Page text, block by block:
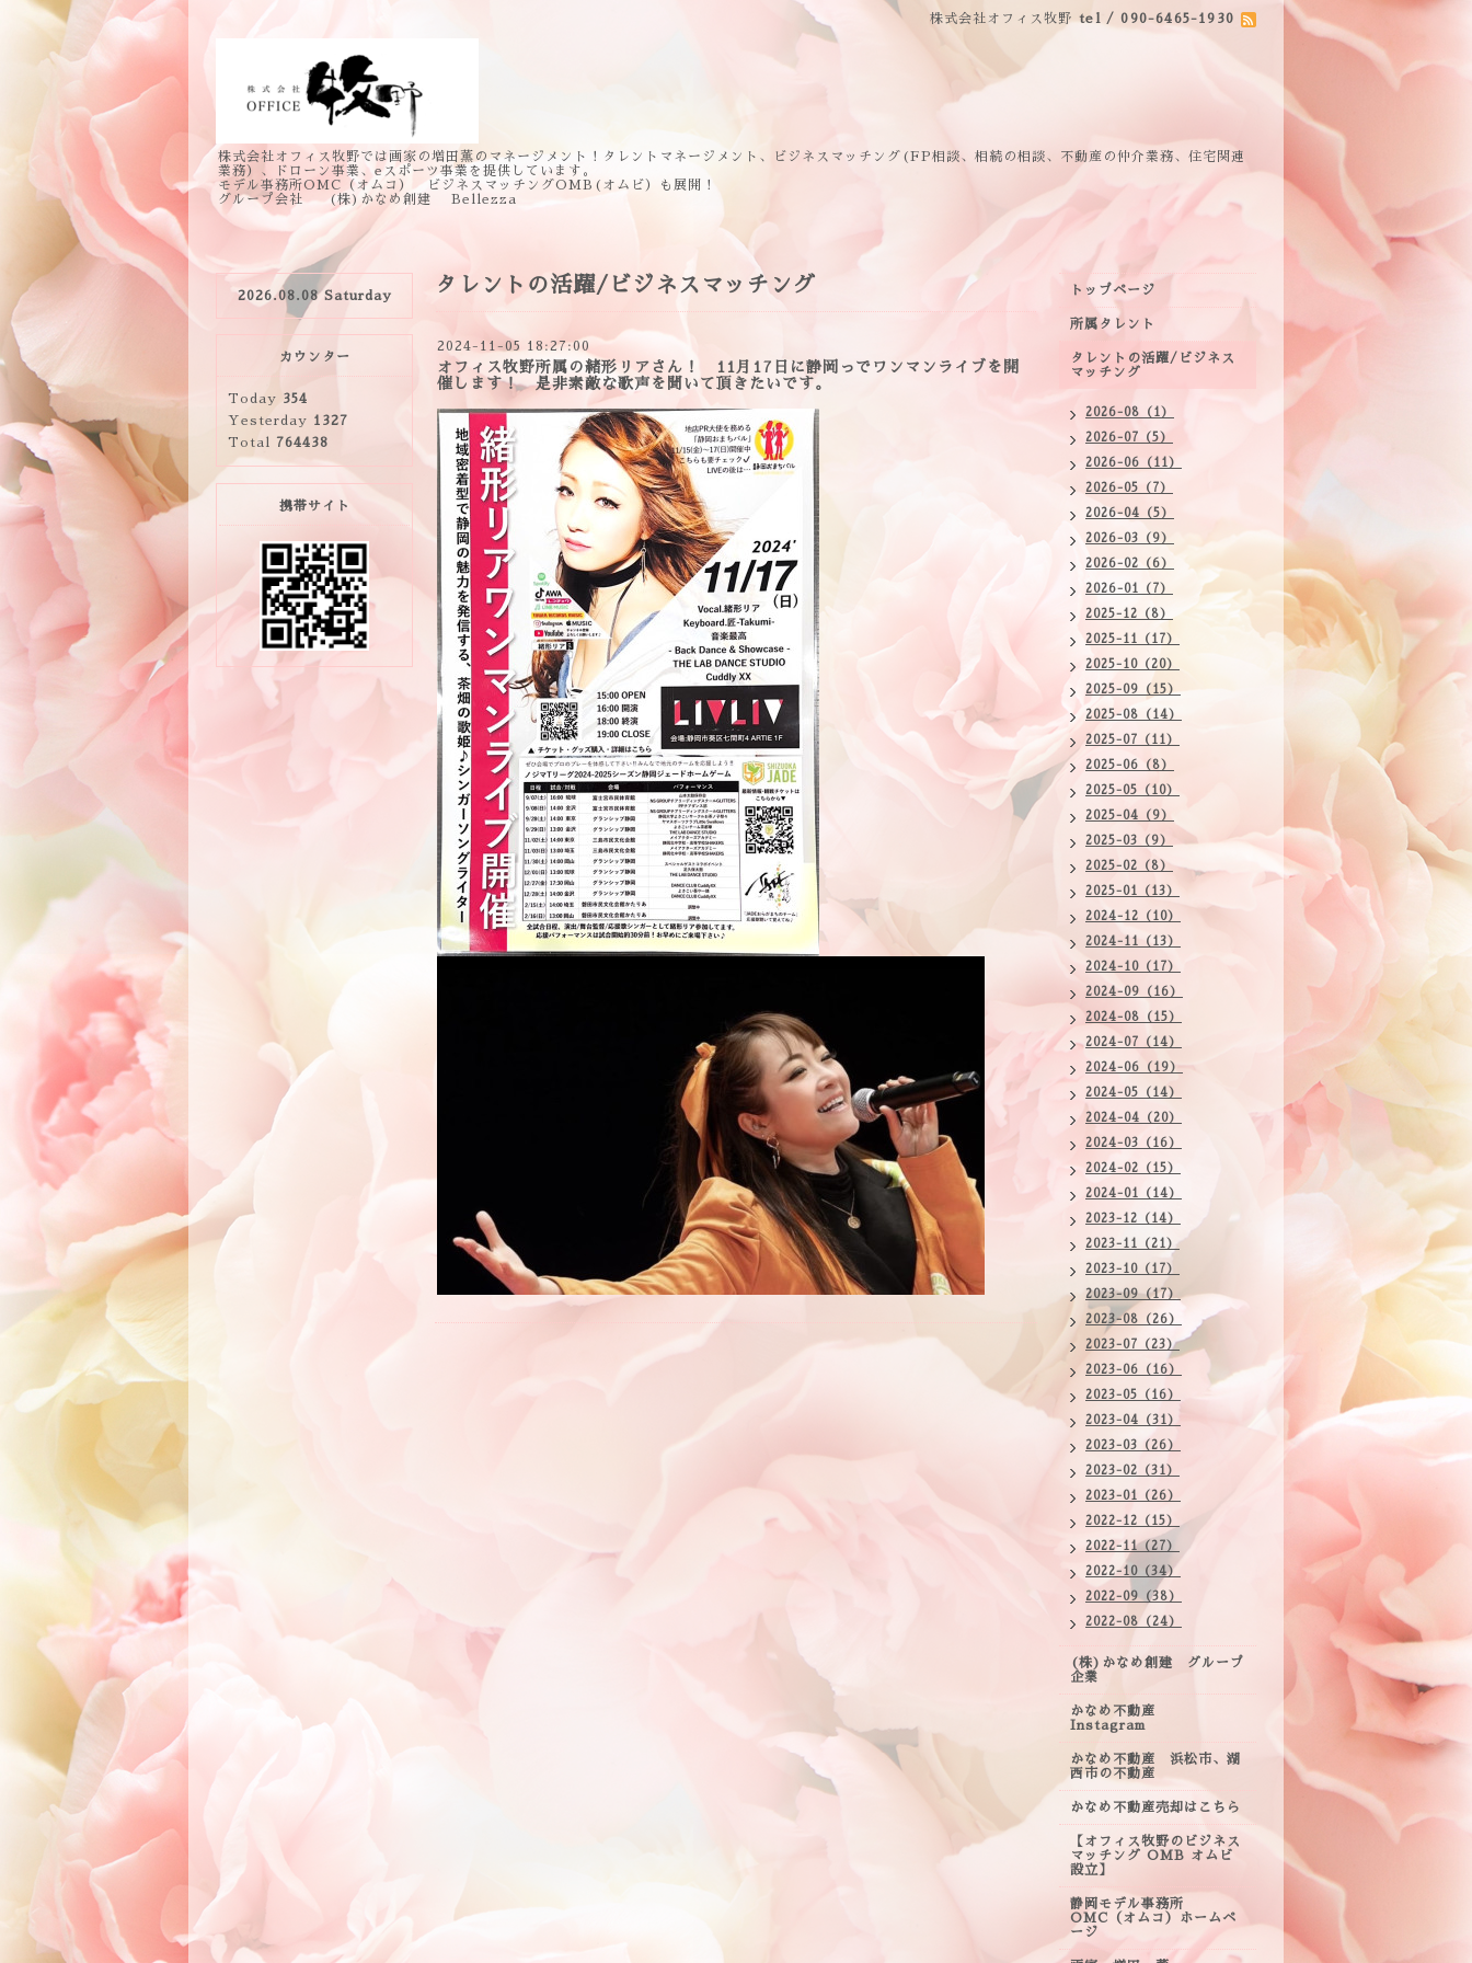
株式会社オフィス牧野 tel / 090-6465-1930
株式会社オフィス牧野では画家の増田薫のマネージメント！タレントマネージメント、ビジネスマッチング(FP相談、相続の相談、不動産の仲介業務、住宅関連
業務）、ドローン事業、eスポーツ事業を提供しています。
モデル事務所OMC（オムコ） ビジネスマッチングOMB(オムビ）も展開！
グループ会社 (株)かなめ創建 Bellezza
タレントの活躍/ビジネスマッチング
2024-11-05 18:27:00
オフィス牧野所属の緒形リアさん！ 11月17日に静岡っでワンマンライブを開
催します！ 是非素敵な歌声を聞いて頂きたいです。
トップページ
所属タレント
タレントの活躍/ビジネス
マッチング
2026-08（1）
2026-07（5）
2026-06（11）
2026-05（7）
2026-04（5）
2026-03（9）
2026-02（6）
2026-01（7）
2025-12（8）
2025-11（17）
2025-10（20）
2025-09（15）
2025-08（14）
2025-07（11）
2025-06（8）
2025-05（10）
2025-04（9）
2025-03（9）
2025-02（8）
2025-01（13）
2024-12（10）
2024-11（13）
2024-10（17）
2024-09（16）
2024-08（15）
2024-07（14）
2024-06（19）
2024-05（14）
2024-04（20）
2024-03（16）
2024-02（15）
2024-01（14）
2023-12（14）
2023-11（21）
2023-10（17）
2023-09（17）
2023-08（26）
2023-07（23）
2023-06（16）
2023-05（16）
2023-04（31）
2023-03（26）
2023-02（31）
2023-01（26）
2022-12（15）
2022-11（27）
2022-10（34）
2022-09（38）
2022-08（24）
(株)かなめ創建 グループ
企業
かなめ不動産
Instagram
かなめ不動産 浜松市、湖
西市の不動産
かなめ不動産売却はこちら
【オフィス牧野のビジネス
マッチング OMB オムビ
設立】
静岡モデル事務所
OMC（オムコ）ホームペ
ージ
2026.08.08 Saturday
カウンター
Today 354
Yesterday 1327
Total 764438
携帯サイト